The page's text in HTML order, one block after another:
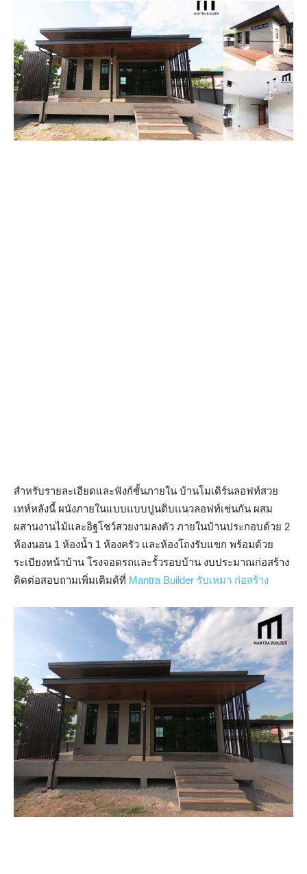
สำหรับรายละเอียดและฟังก์ชั้นภายใน บ้านโมเดิร์นลอฟท์สวย
เทห์หลังนี้ ผนังภายในแบบแบบปูนดิบแนวลอฟท์เช่นกัน ผสม
ผสานงานไม้และอิฐโชว์สวยงามลงตัว ภายในบ้านประกอบด้วย 2
ห้องนอน 1 ห้องน้ำ 1 ห้องครัว และห้องโถงรับแขก พร้อมด้วย
ระเบียงหน้าบ้าน โรงจอดรถและรั้วรอบบ้าน งบประมาณก่อสร้าง
ติดต่อสอบถามเพิ่มเติมด้ที่ Mantra Builder รับเหมา ก่อสร้าง